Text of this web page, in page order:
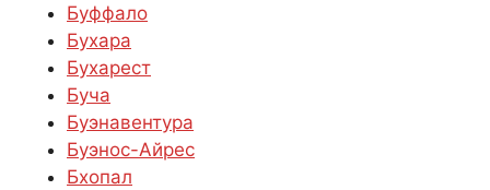
Буффало
Бухара
Бухарест
Буча
Буэнавентура
Буэнос-Айрес
Бхопал